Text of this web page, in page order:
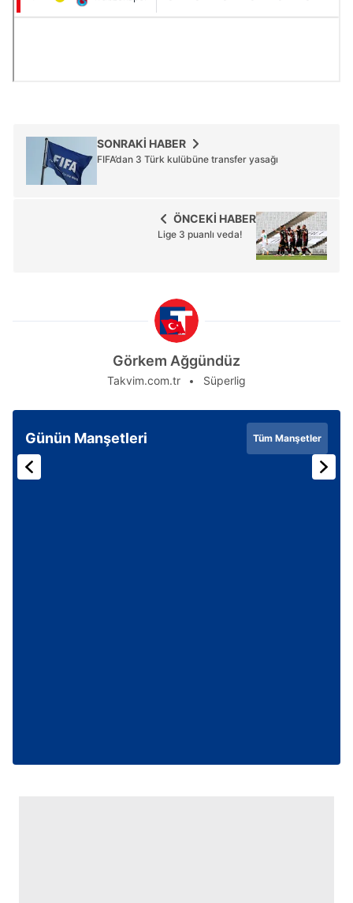
SONRAKİ HABER
FIFA’dan 3 Türk kulübüne transfer yasağı
ÖNCEKİ HABER
Lige 3 puanlı veda!
Görkem Ağgündüz
Takvim.com.tr Süperlig
Günün Manşetleri Tüm Manşetler